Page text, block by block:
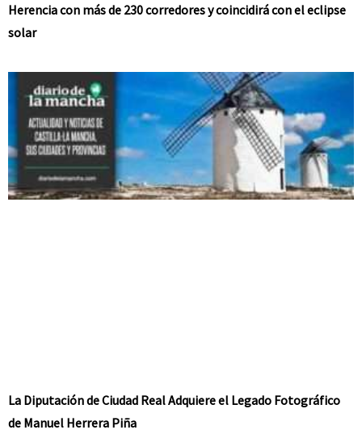
Herencia con más de 230 corredores y coincidirá con el eclipse
solar
La Diputación de Ciudad Real Adquiere el Legado Fotográfico
de Manuel Herrera Piña